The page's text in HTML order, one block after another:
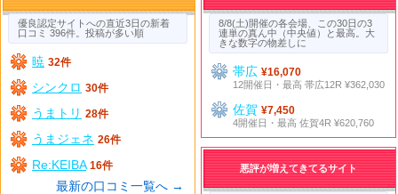
優良認定サイトへの直近3日の新着
口コミ 396件。投稿が多い順
暁 32件
シンクロ 30件
うまトリ 28件
うまジェネ 26件
Re:KEIBA 16件
最新の口コミ一覧へ →
8/8(土)開催の各会場、この30日の3
連単の真ん中（中央値）と最高。大
きな数字の物差しに
帯広¥16,070
12開催日・最高 帯広12R ¥362,030
佐賀¥7,450
4開催日・最高 佐賀4R ¥620,760
悪評が増えてきてるサイト